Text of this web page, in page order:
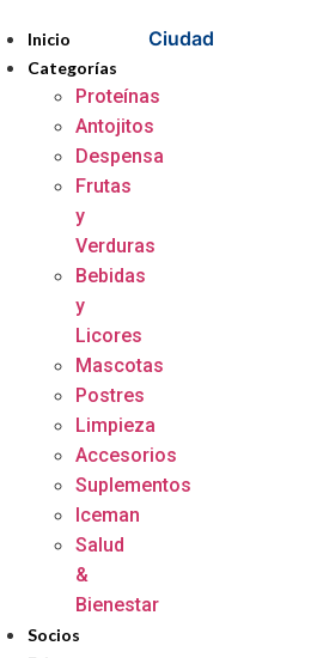
Inicio
Categorías
Proteínas
Antojitos
Despensa
Frutas
y
Verduras
Bebidas
y
Licores
Mascotas
Postres
Limpieza
Accesorios
Suplementos
Iceman
Salud
&
Bienestar
Socios
Ciudad